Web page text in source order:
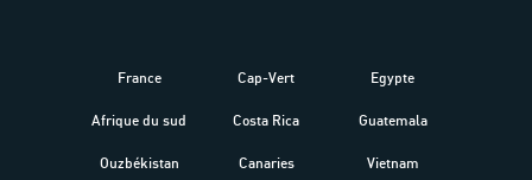
France
Afrique du sud
Ouzbékistan
Cap-Vert
Costa Rica
Canaries
Egypte
Guatemala
Vietnam